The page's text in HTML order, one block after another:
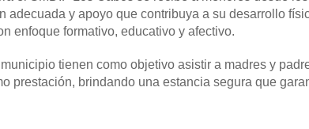
y apoyo que contribuya a su desarrollo
enfoque formativo, educativo y afectivo.
tienen como objetivo asistir a madres y
prestación, brindando una estancia segura que